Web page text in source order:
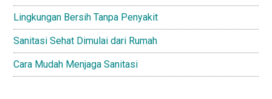
Lingkungan Bersih Tanpa Penyakit
Sanitasi Sehat Dimulai dari Rumah
Cara Mudah Menjaga Sanitasi